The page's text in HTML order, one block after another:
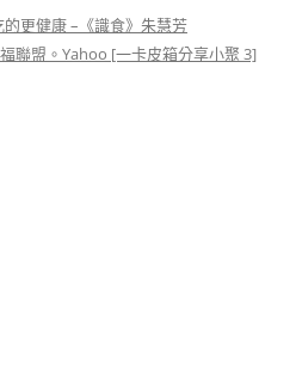
更健康 –《識食》朱慧芳
聯盟。Yahoo [一卡皮箱分享小聚 3]